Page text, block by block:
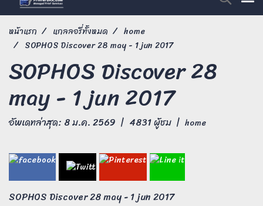
หน้าแรก แกลลอรี่ทั้งหมด
home
SOPHOS Discover 28 may - 1 jun 2017
SOPHOS Discover 28
may - 1 jun 2017
อัพเดทล่าสุด: 8 ม.ค. 2569 | 4831 ผู้ชม | home
SOPHOS Discover 28 may - 1 jun 2017